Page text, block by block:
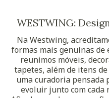
WESTWING:
Na Westwing,
formas mais genuínas de
reunimos móveis,
tapetes, além de itens
uma curadoria pensada
evoluir junto com cada